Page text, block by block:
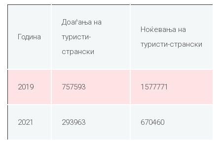
Година
Доаѓања на
туристи-
странски
Ноќевања на
туристи-странски
2019 757593 1577771
2021 293963 670460